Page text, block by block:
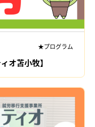
★プログラム
オ苫小牧】